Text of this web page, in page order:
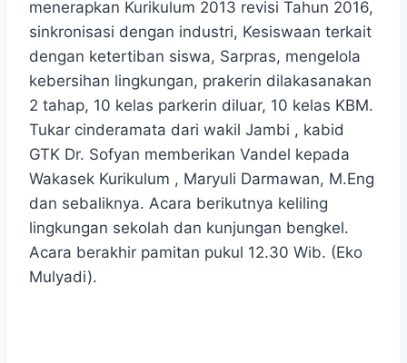
menerapkan Kurikulum 2013 revisi Tahun 2016,
sinkronisasi dengan industri, Kesiswaan terkait
dengan ketertiban siswa, Sarpras, mengelola
kebersihan lingkungan, prakerin dilakasanakan
2 tahap, 10 kelas parkerin diluar, 10 kelas KBM.
Tukar cinderamata dari wakil Jambi , kabid
GTK Dr. Sofyan memberikan Vandel kepada
Wakasek Kurikulum , Maryuli Darmawan, M.Eng
dan sebaliknya. Acara berikutnya keliling
lingkungan sekolah dan kunjungan bengkel.
Acara berakhir pamitan pukul 12.30 Wib. (Eko
Mulyadi).